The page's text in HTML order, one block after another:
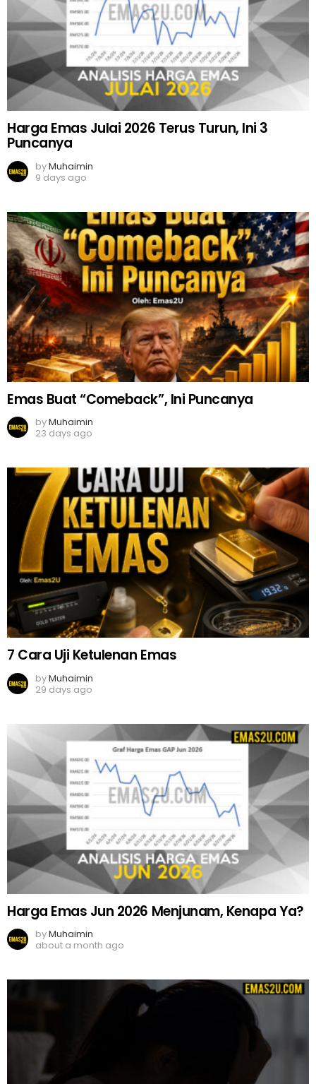
Harga Emas Julai 2026 Terus Turun, Ini 3
Puncanya
byMuhaimin
9 days ago
Emas Buat “Comeback”, Ini Puncanya
byMuhaimin
23 days ago
7 Cara Uji Ketulenan Emas
byMuhaimin
29 days ago
Harga Emas Jun 2026 Menjunam, Kenapa Ya?
byMuhaimin
about a month ago